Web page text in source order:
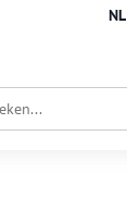
NL